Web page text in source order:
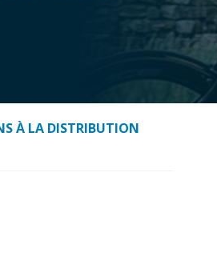
À LA DISTRIBUTION